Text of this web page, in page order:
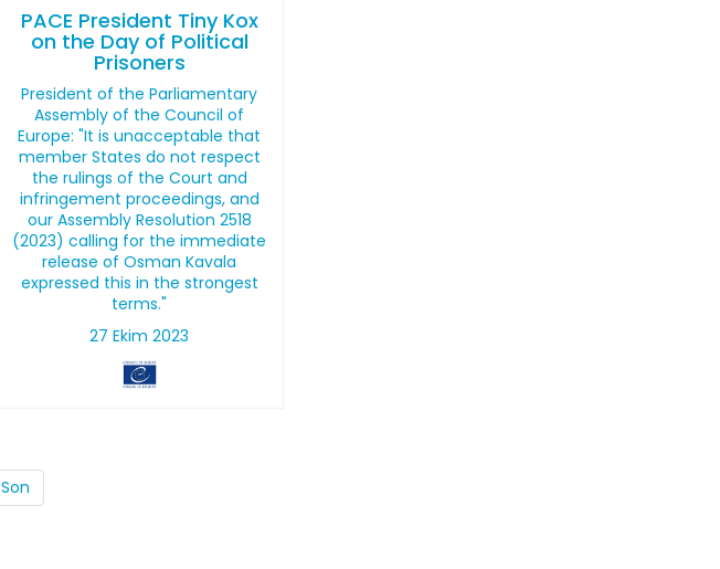
PACE President Tiny Kox
on the Day of Political
Prisoners
President of the Parliamentary
Assembly of the Council of
Europe: "It is unacceptable that
member States do not respect
the rulings of the Court and
infringement proceedings, and
our Assembly Resolution 2518
(2023) calling for the immediate
release of Osman Kavala
expressed this in the strongest
terms."
27 Ekim 2023
Son